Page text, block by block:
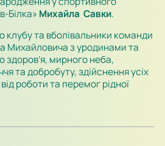
Білка» Михайла Савки.
клубу та вболівальники команди
Михайловича з уродинами та
мирного неба,
та добробуту, здійснення усіх
роботи та перемог рідної